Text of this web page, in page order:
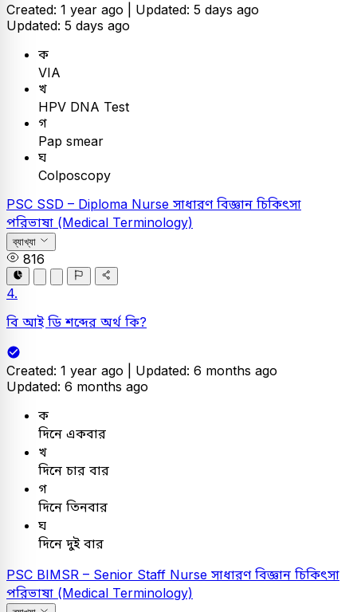
Created: 1 year ago | Updated: 5 days ago
Updated: 5 days ago
ক
VIA
খ
HPV DNA Test
গ
Pap smear
ঘ
Colposcopy
PSC SSD – Diploma Nurse সাধারণ বিজ্ঞান চিকিৎসা
পরিভাষা (Medical Terminology)
ব্যাখ্যা
816
4.
বি আই ডি শব্দের অর্থ কি?
Created: 1 year ago | Updated: 6 months ago
Updated: 6 months ago
ক
দিনে একবার
খ
দিনে চার বার
গ
দিনে তিনবার
ঘ
দিনে দুই বার
PSC BIMSR – Senior Staff Nurse সাধারণ বিজ্ঞান চিকিৎসা
পরিভাষা (Medical Terminology)